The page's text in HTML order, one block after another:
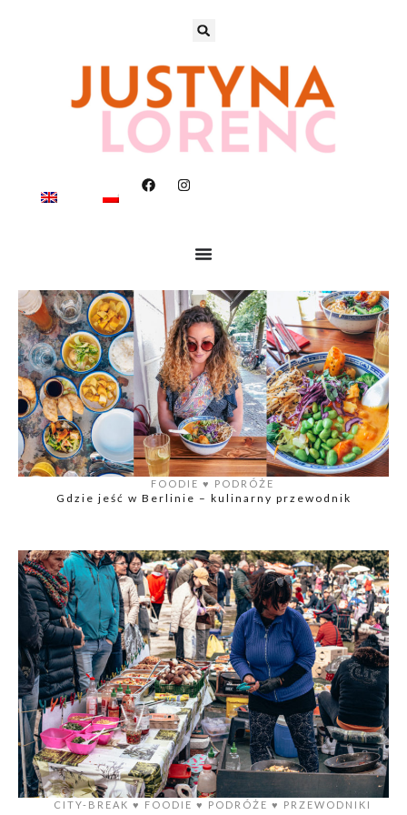
FOODIE ♥️ PODRÓŻE
Gdzie jeść w Berlinie – kulinarny przewodnik
CITY-BREAK ♥️ FOODIE ♥️ PODRÓŻE ♥️ PRZEWODNIKI